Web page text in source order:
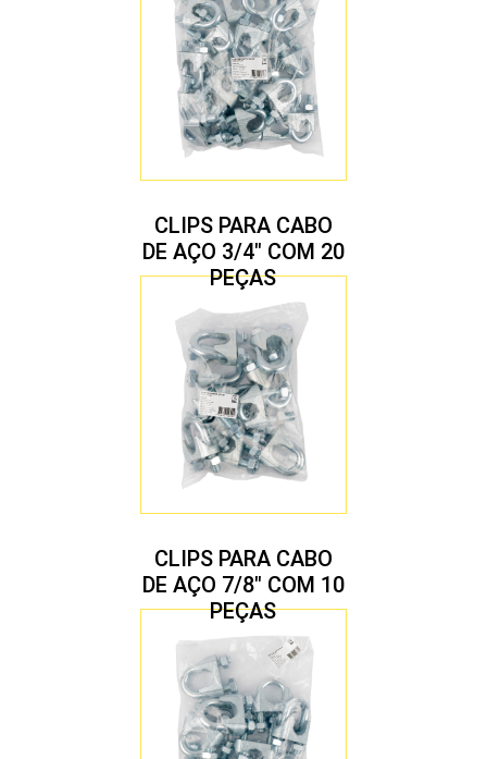
CLIPS PARA CABO
DE AÇO 3/4″ COM 20
PEÇAS
CLIPS PARA CABO
DE AÇO 7/8″ COM 10
PEÇAS